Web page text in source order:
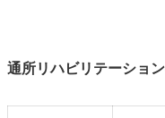
通所リハビリテーショ